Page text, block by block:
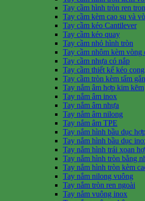
Tay cầm hình tròn ren
Tay cầm kèm cao su và
Tay cầm kéo Cantilever
Tay cầm kéo quay
Tay cầm nhỏ hình tròn
Tay cầm nhôm kèm vòng
Tay cầm nhựa có nắp
Tay cầm thiết kế kéo cong
Tay cầm tròn kèm tấm gắn
Tay nắm âm hợp kim kẽm
Tay nắm âm inox
Tay nắm âm nhựa
Tay nắm âm nilong
Tay nắm âm TPE
Tay nắm hình bầu dục
Tay nắm hình bầu dục
Tay nắm hình trái xoan
Tay nắm hình tròn bằng
Tay nắm hình tròn kèm
Tay nắm nilong vuông
Tay nắm tròn ren ngoài
Tay nắm vuông inox